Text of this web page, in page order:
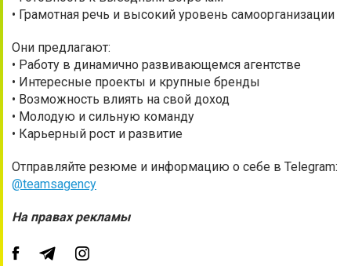
• Грамотная речь и высокий уровень самоорганизации
Они предлагают:
• Работу в динамично развивающемся агентстве
• Интересные проекты и крупные бренды
• Возможность влиять на свой доход
• Молодую и сильную команду
• Карьерный рост и развитие
Отправляйте резюме и информацию о себе в Telegram:
@teamsagency
На правах рекламы